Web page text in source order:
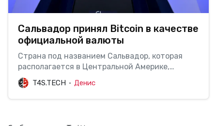
Сальвадор принял Bitcoin в качестве
официальной валюты
Страна под названием Сальвадор, которая
располагается в Центральной Америке,
приняла Bitcoin в качестве официальной
валюты. Почти в полночь по местному времени
президентом данной страны, Найидой Букеле,
T4S.TECH Денис